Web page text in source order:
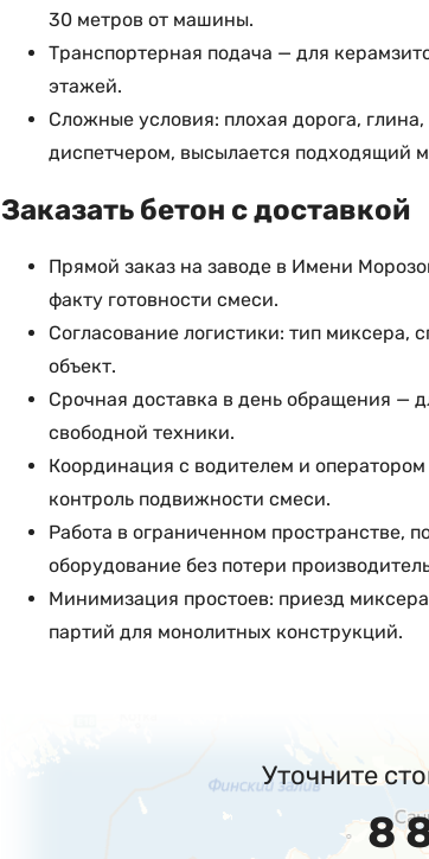
30 метров от машины.
Транспортерная подача — для
этажей.
Сложные условия: плохая дорога,
диспетчером, высылается подходящий
Заказать бетон с доставкой
Прямой заказ на заводе в Имени
факту готовности смеси.
Согласование логистики: тип миксера,
объект.
Срочная доставка в день обращения —
свободной техники.
Координация с водителем и
контроль подвижности смеси.
Работа в ограниченном пространстве,
оборудование без потери
Минимизация простоев: приезд
партий для монолитных конструкций.
Уточните
8